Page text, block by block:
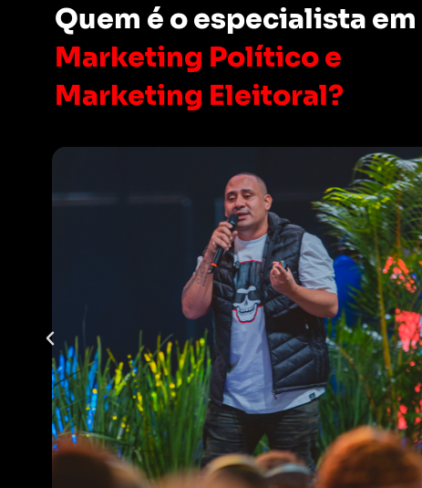
Quem é o especialista em
Marketing Político e
Marketing Eleitoral?